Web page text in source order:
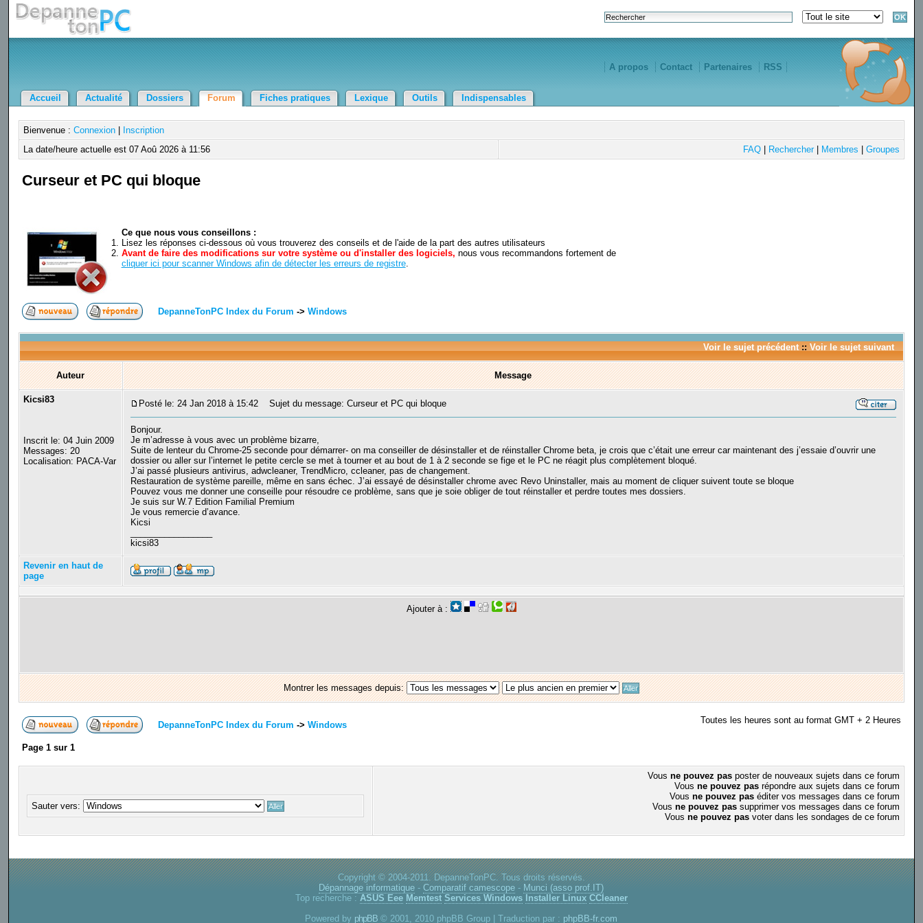
A propos Contact Partenaires RSS
Accueil Actualité Dossiers Forum Fiches pratiques Lexique Outils Indispensables
Bienvenue : Connexion|
Inscription
La date/heure actuelle est 07 Aoû 2026 à 11:56
FAQ| Rechercher| Membres Groupes
Curseur et PC qui bloque
Ce que nous vous conseillons :
Lisez les réponses ci-dessous où vous trouverez des conseils et de l'aide de la part des autres utilisateurs
Avant de faire des modifications sur votre système ou d'installer des logiciels, nous vous recommandons fortement de
cliquer ici pour scanner Windows afin de détecter les erreurs de registre.
DepanneTonPC Index du Forum -> Windows
Voir le sujet précédent:: Voir le sujet suivant
Auteur Message
Kicsi83
Inscrit le: 04 Juin 2009
Messages: 20
Localisation: PACA-Var
Posté le: 24 Jan 2018 à 15:42 Sujet du message: Curseur et PC qui bloque
Bonjour.
Je m’adresse à vous avec un problème bizarre,
Suite de lenteur du Chrome-25 seconde pour démarrer- on ma conseiller de désinstaller et de réinstaller Chrome beta, je crois que c’était une erreur car maintenant des j’essaie d’ouvrir une
dossier ou aller sur l’internet le petite cercle se met à tourner et au bout de 1 à 2 seconde se fige et le PC ne réagit plus complètement bloqué.
J’ai passé plusieurs antivirus, adwcleaner, TrendMicro, ccleaner, pas de changement.
Restauration de système pareille, même en sans échec. J’ai essayé de désinstaller chrome avec Revo Uninstaller, mais au moment de cliquer suivent toute se bloque
Pouvez vous me donner une conseille pour résoudre ce problème, sans que je soie obliger de tout réinstaller et perdre toutes mes dossiers.
Je suis sur W.7 Edition Familial Premium
Je vous remercie d’avance.
Kicsi
kicsi83
Revenir en haut de
page
Ajouter à :
Montrer les messages depuis:
DepanneTonPC Index du Forum -> Windows Toutes les heures sont au format GMT + 2 Heures
Page 1sur 1
Sauter vers:
Vous ne pouvez pasposter de nouveaux sujets dans ce forum
Vous ne pouvez pasrépondre aux sujets dans ce forum
Vous ne pouvez paséditer vos messages dans ce forum
Vous ne pouvez passupprimer vos messages dans ce forum
Vous ne pouvez pasvoter dans les sondages de ce forum
Copyright © 2004-2011. DepanneTonPC. Tous droits réservés.
Dépannage informatique -Comparatif camescope - Munci (asso prof.IT)
Top recherche : ASUS Eee Memtest Services Windows Installer Linux CCleaner
Powered by phpBB © 2001, 2010 phpBB Group | Traduction par : phpBB-fr.com